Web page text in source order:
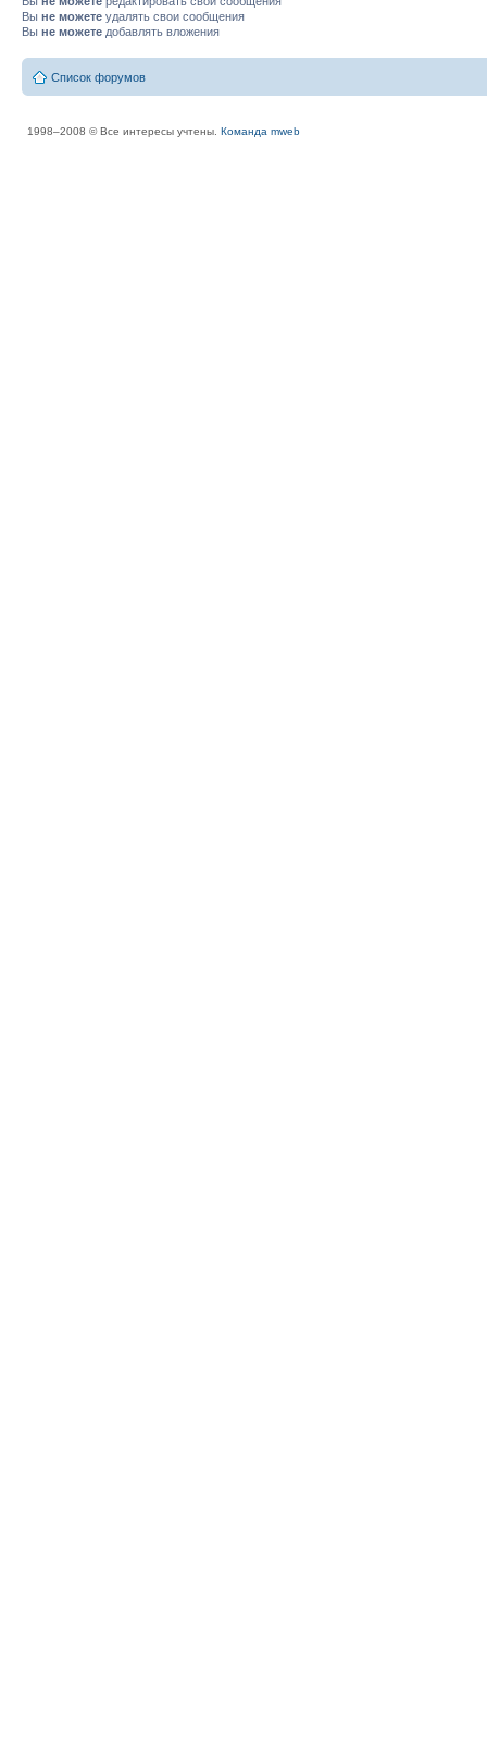
Вы не можете удалять свои сообщения
Вы не можете добавлять вложения
Список форумов
1998–2008 © Все интересы учтены. Команда mweb